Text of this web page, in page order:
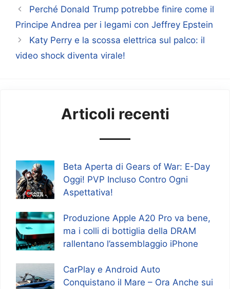
Perché Donald Trump potrebbe finire come il
Principe Andrea per i legami con Jeffrey Epstein
Katy Perry e la scossa elettrica sul palco: il
video shock diventa virale!
Articoli recenti
Beta Aperta di Gears of War: E-Day
Oggi! PVP Incluso Contro Ogni
Aspettativa!
Produzione Apple A20 Pro va bene,
ma i colli di bottiglia della DRAM
rallentano l’assemblaggio iPhone
CarPlay e Android Auto
Conquistano il Mare – Ora Anche sui